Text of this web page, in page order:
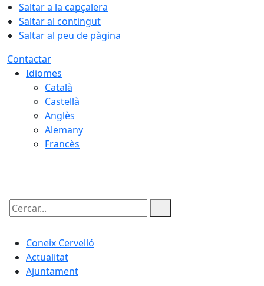
Saltar a la capçalera
Saltar al contingut
Saltar al peu de pàgina
Contactar
Idiomes
Català
Castellà
Anglès
Alemany
Francès
Cercar:
Coneix Cervelló
Actualitat
Ajuntament